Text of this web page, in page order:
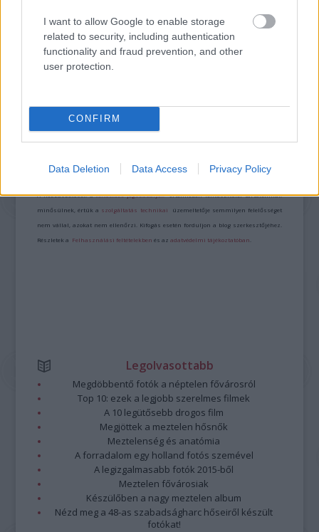
I want to allow Google to enable storage
related to security, including authentication
functionality and fraud prevention, and other
user protection.
CONFIRM
Data Deletion Data Access Privacy Policy
https://kulturpart.hu/api/trackback/id/7858382
A hozzászólások avonatkozó jogszabályokértelmében felhasználói tartalomnak
minősülnek, értük a szolgáltatás technikai üzemeltetője semmilyen felelősséget
nem vállal, azokat nem ellenőrzi. Kifogás esetén forduljon a blog szerkesztőjéhez.
Részletek a Felhasználási feltételekben és azadatvédelmi tájékoztatóban
Legolvasottabb
Megdöbbentő fotók a néptelen fővárosról
Top 10: ezek a legjobb szerelmes filmek
A 10 legütősebb drogos film
Megjöttek a meztelen hősnők
Meztelenség és anatómia
A forradalom egy holland fotós szemével
A legizgalmasabb fotók 2015-ből
Meztelen fővárosiak
Készülőben a nagy meztelen album
Nézd meg a 48-as szabadságharc hőseiről készült
fotókat!